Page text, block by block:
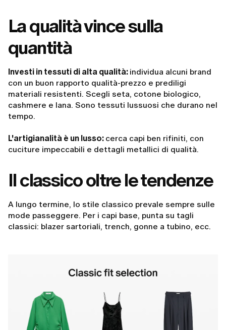
La qualità vince sulla
quantità
Investi in tessuti di alta qualità: individua alcuni brand
con un buon rapporto qualità-prezzo e prediligi
materiali resistenti. Scegli seta, cotone biologico,
cashmere e lana. Sono tessuti lussuosi che durano nel
tempo.
L'artigianalità è un lusso: cerca capi ben rifiniti, con
cuciture impeccabili e dettagli metallici di qualità.
Il classico oltre le tendenze
A lungo termine, lo stile classico prevale sempre sulle
mode passeggere. Per i capi base, punta su tagli
classici: blazer sartoriali, trench, gonne a tubino, ecc.